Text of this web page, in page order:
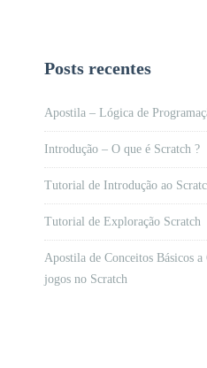
Posts recentes
Apostila – Lógica de
Introdução – O que é Scratch ?
Tutorial de Introdução ao
Tutorial de Exploração Scratch
Apostila de Conceitos Básicos a
jogos no Scratch